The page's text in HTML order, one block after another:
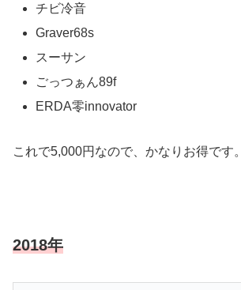
チビ冷音
Graver68s
スーサン
ごっつぁん89f
ERDA零innovator
これで5,000円なので、かなりお得です。
2018年